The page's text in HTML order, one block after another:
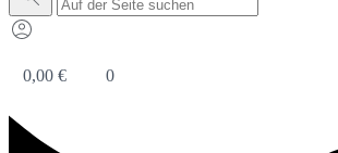
0,00 € 0